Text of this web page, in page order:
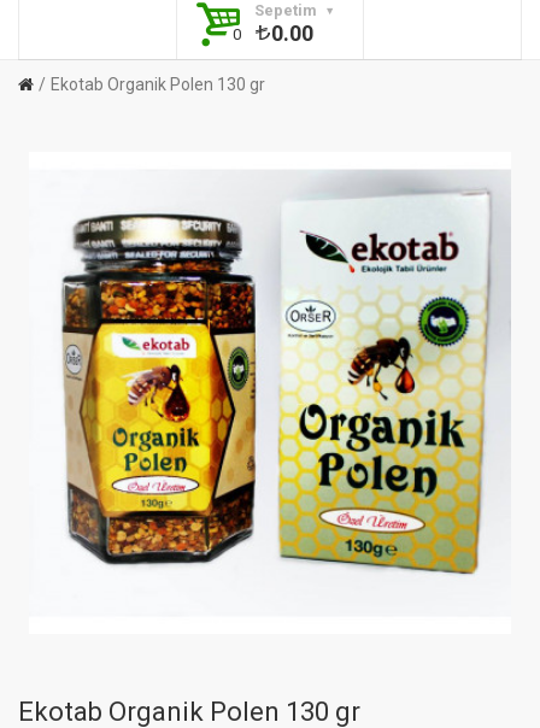
Sepetim
0
0.00
Ekotab Organik Polen 130 gr
Ekotab Organik Polen 130 gr